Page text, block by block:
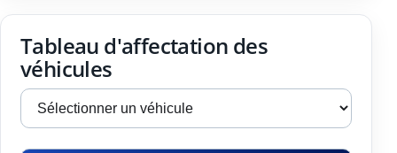
Tableau d'affectation des
véhicules